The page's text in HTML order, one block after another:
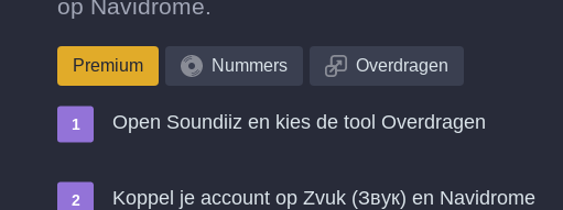
op Navidrome.
Premium Nummers Overdragen
Open Soundiiz en kies de tool Overdragen
Koppel je account op Zvuk (Звук) en Navidrome